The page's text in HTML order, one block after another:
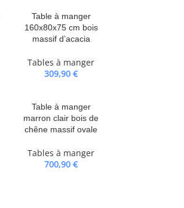
Table à manger
160x80x75 cm bois
massif d’acacia
Tables à manger
309,90€
Table à manger
marron clair bois de
chêne massif ovale
Tables à manger
700,90€